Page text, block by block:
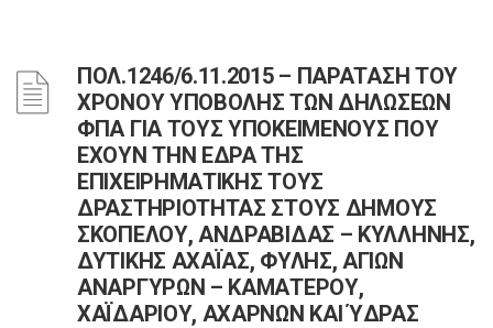
ΠΟΛ.1246/6.11.2015 – ΠΑΡΑΤΑΣΗ ΤΟΥ
ΧΡΟΝΟΥ ΥΠΟΒΟΛΗΣ ΤΩΝ ΔΗΛΩΣΕΩΝ
ΦΠΑ ΓΙΑ ΤΟΥΣ ΥΠΟΚΕΙΜΕΝΟΥΣ ΠΟΥ
ΕΧΟΥΝ ΤΗΝ ΕΔΡΑ ΤΗΣ
ΕΠΙΧΕΙΡΗΜΑΤΙΚΗΣ ΤΟΥΣ
ΔΡΑΣΤΗΡΙΟΤΗΤΑΣ ΣΤΟΥΣ ΔΗΜΟΥΣ
ΣΚΟΠΕΛΟΥ, ΑΝΔΡΑΒΙΔΑΣ – ΚΥΛΛΗΝΗΣ,
ΔΥΤΙΚΗΣ ΑΧΑΪΑΣ, ΦΥΛΗΣ, ΑΓΙΩΝ
ΑΝΑΡΓΥΡΩΝ – ΚΑΜΑΤΕΡΟΥ,
ΧΑΪΔΑΡΙΟΥ, ΑΧΑΡΝΩΝ ΚΑΙ ΎΔΡΑΣ